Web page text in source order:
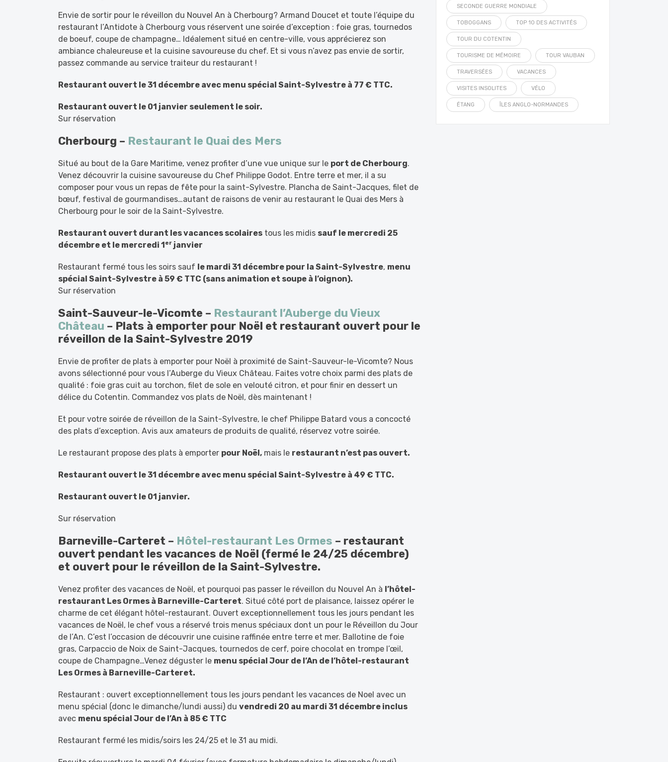
Envie de sortir pour le réveillon du Nouvel An à Cherbourg? Armand Doucet et toute l’équipe du
restaurant l’Antidote à Cherbourg vous réservent une soirée d’exception : foie gras, tournedos
de boeuf, coupe de champagne… Idéalement situé en centre-ville, vous apprécierez son
ambiance chaleureuse et la cuisine savoureuse du chef. Et si vous n’avez pas envie de sortir,
passez commande au service traiteur du restaurant !
Restaurant ouvert le 31 décembre avec menu spécial Saint-Sylvestre à 77 € TTC.
Restaurant ouvert le 01 janvier seulement le soir.
Sur réservation
Cherbourg – Restaurant le Quai des Mers
Situé au bout de la Gare Maritime, venez profiter d’une vue unique sur le port de Cherbourg.
Venez découvrir la cuisine savoureuse du Chef Philippe Godot. Entre terre et mer, il a su
composer pour vous un repas de fête pour la saint-Sylvestre. Plancha de Saint-Jacques, filet de
bœuf, festival de gourmandises…autant de raisons de venir au restaurant le Quai des Mers à
Cherbourg pour le soir de la Saint-Sylvestre.
Restaurant ouvert durant les vacances scolaires tous les midis sauf le mercredi 25
décembre et le mercredi 1er janvier
Restaurant fermé tous les soirs sauf le mardi 31 décembre pour la Saint-Sylvestre, menu
spécial Saint-Sylvestre à 59 € TTC (sans animation et soupe à l’oignon).
Sur réservation
Saint-Sauveur-le-Vicomte – Restaurant l’Auberge du Vieux
Château – Plats à emporter pour Noël et restaurant ouvert pour le
réveillon de la Saint-Sylvestre 2019
Envie de profiter de plats à emporter pour Noël à proximité de Saint-Sauveur-le-Vicomte? Nous
avons sélectionné pour vous l’Auberge du Vieux Château. Faites votre choix parmi des plats de
qualité : foie gras cuit au torchon, filet de sole en velouté citron, et pour finir en dessert un
délice du Cotentin. Commandez vos plats de Noël, dès maintenant !
Et pour votre soirée de réveillon de la Saint-Sylvestre, le chef Philippe Batard vous a concocté
des plats d’exception. Avis aux amateurs de produits de qualité, réservez votre soirée.
Le restaurant propose des plats à emporter pour Noël, mais le restaurant n’est pas ouvert.
Restaurant ouvert le 31 décembre avec menu spécial Saint-Sylvestre à 49 € TTC.
Restaurant ouvert le 01 janvier.
Sur réservation
Barneville-Carteret – Hôtel-restaurant Les Ormes – restaurant
ouvert pendant les vacances de Noël (fermé le 24/25 décembre)
et ouvert pour le réveillon de la Saint-Sylvestre.
Venez profiter des vacances de Noël, et pourquoi pas passer le réveillon du Nouvel An à l’hôtel-
restaurant Les Ormes à Barneville-Carteret. Situé côté port de plaisance, laissez opérer le
charme de cet élégant hôtel-restaurant. Ouvert exceptionnellement tous les jours pendant les
vacances de Noël, le chef vous a réservé trois menus spéciaux dont un pour le Réveillon du Jour
de l’An. C’est l’occasion de découvrir une cuisine raffinée entre terre et mer. Ballotine de foie
gras, Carpaccio de Noix de Saint-Jacques, tournedos de cerf, poire chocolat en trompe l’œil,
coupe de Champagne…Venez déguster le menu spécial Jour de l’An de l’hôtel-restaurant
Les Ormes à Barneville-Carteret.
Restaurant : ouvert exceptionnellement tous les jours pendant les vacances de Noel avec un
menu spécial (donc le dimanche/lundi aussi) du vendredi 20 au mardi 31 décembre inclus
avec menu spécial Jour de l’An à 85 € TTC
Restaurant fermé les midis/soirs les 24/25 et le 31 au midi.
SECONDE GUERRE MONDIALE
TOBOGGANS TOP 10 DES ACTIVITÉS
TOUR DU COTENTIN
TOURISME DE MÉMOIRE TOUR VAUBAN
TRAVERSÉES VACANCES
VISITES INSOLITES VÉLO
ÉTANG ÎLES ANGLO-NORMANDES